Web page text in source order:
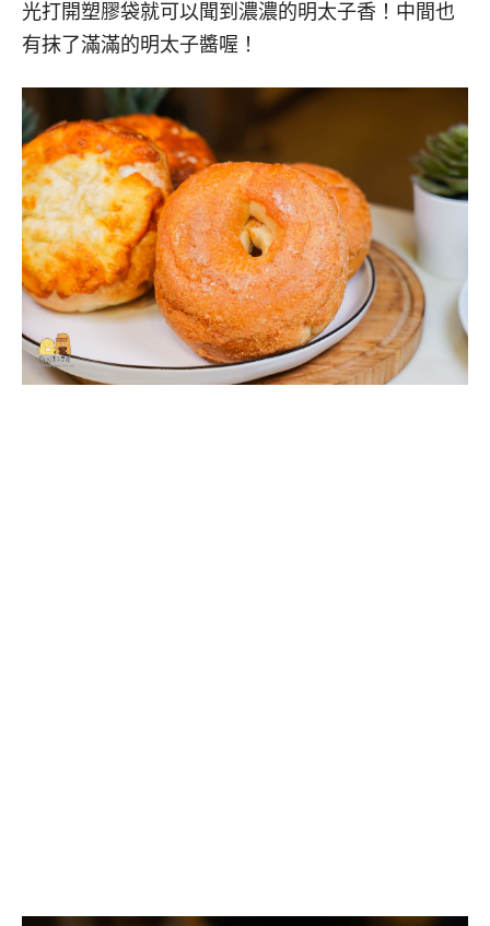
光打開塑膠袋就可以聞到濃濃的明太子香！中間也
有抹了滿滿的明太子醬喔！